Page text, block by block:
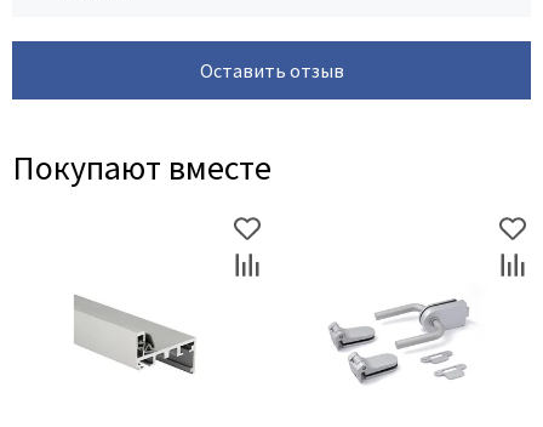
Оставить отзыв
Покупают вместе